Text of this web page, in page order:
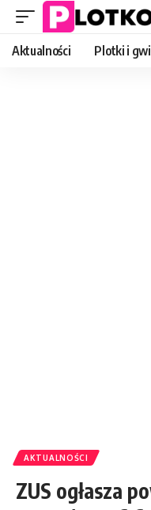
Aktualności Plotki i
AKTUALNOŚCI
ZUS ogłasza